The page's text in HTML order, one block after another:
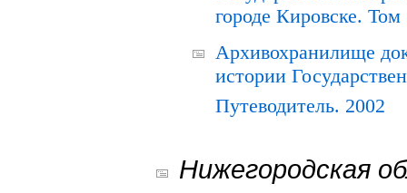
городе Кировске.
Архивохранилище
истории
Путеводитель. 2002
Нижегородская